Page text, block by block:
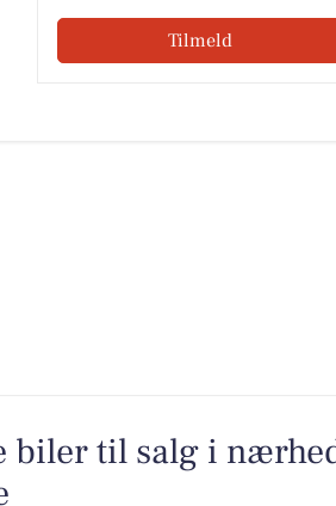
Tilmeld
biler til salg i